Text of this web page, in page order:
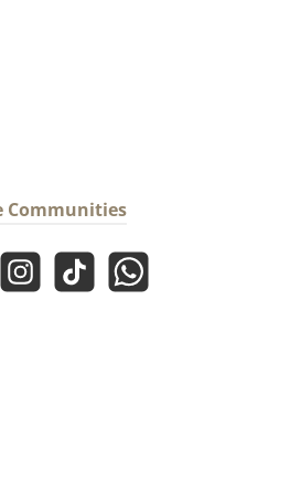
Communities
InstagramTikTok WhatsApp